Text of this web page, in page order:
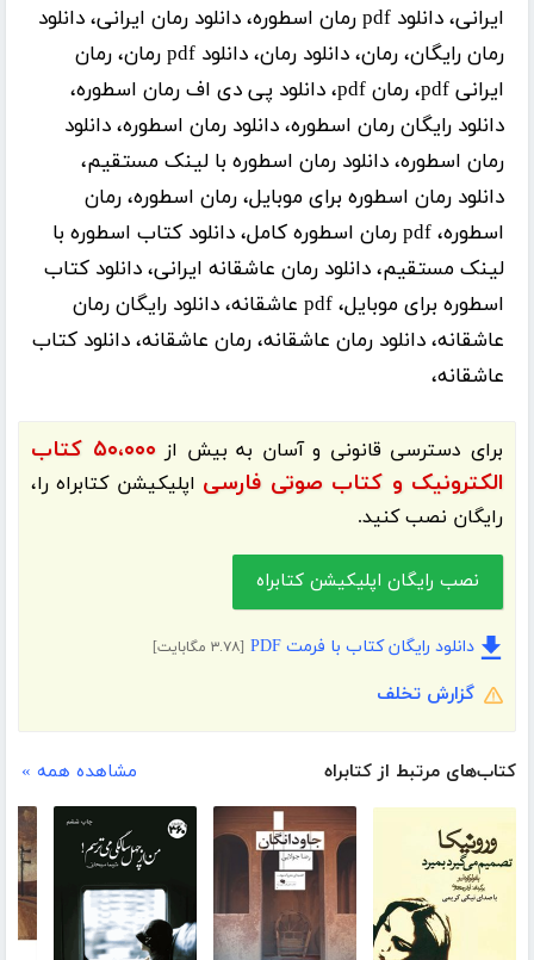
ایرانی، دانلود pdf رمان اسطوره، دانلود رمان ایرانی، دانلود
رمان رایگان، رمان، دانلود رمان، دانلود pdf رمان، رمان
ایرانی pdf، رمان pdf، دانلود پی دی اف رمان اسطوره،
دانلود رایگان رمان اسطوره، دانلود رمان اسطوره، دانلود
رمان اسطوره، دانلود رمان اسطوره با لینک مستقیم،
دانلود رمان اسطوره برای موبایل، رمان اسطوره، رمان
اسطوره، pdf رمان اسطوره کامل، دانلود کتاب اسطوره با
لینک مستقیم، دانلود رمان عاشقانه ایرانی، دانلود کتاب
اسطوره برای موبایل، pdf عاشقانه، دانلود رایگان رمان
عاشقانه، دانلود رمان عاشقانه، رمان عاشقانه، دانلود کتاب
عاشقانه،
برای دسترسی قانونی و آسان به بیش از
۵۰،۰۰۰ کتاب
الکترونیک و کتاب صوتی فارسی اپلیکیشنکتابراهرا،
رایگان نصب کنید.
نصب رایگان اپلیکیشن کتابراه
دانلود رایگان کتاب با فرمت PDF [۳.۷۸ مگابایت]
گزارش تخلف
کتاب‌های مرتبط از کتابراه مشاهده همه »